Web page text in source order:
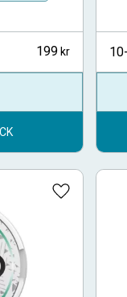
199
Lägg till i